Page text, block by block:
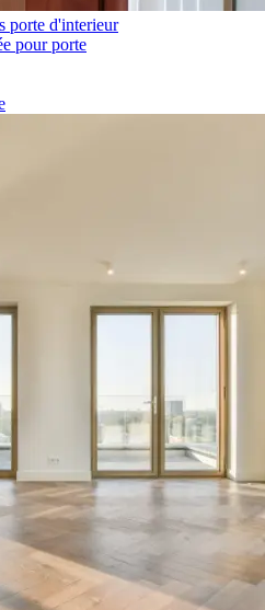
porte d'interieur
pour porte